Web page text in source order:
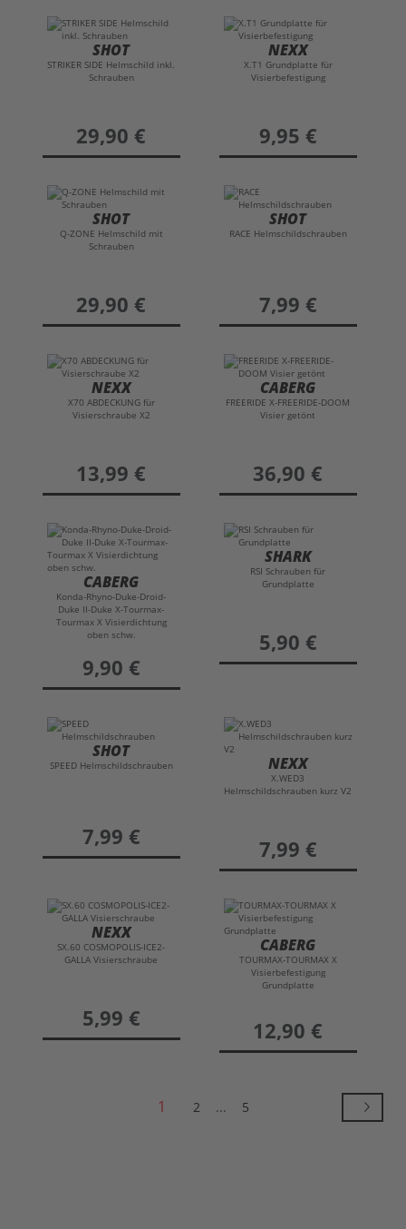
SHOT
STRIKER SIDE Helmschild inkl.
Schrauben
preis
29,90 €
NEXX
X.T1 Grundplatte für
Visierbefestigung
preis
9,95 €
SHOT
Q-ZONE Helmschild mit
Schrauben
preis
29,90 €
SHOT
RACE Helmschildschrauben
preis
7,99 €
NEXX
X70 ABDECKUNG für
Visierschraube X2
preis
13,99 €
CABERG
FREERIDE X-FREERIDE-DOOM
Visier getönt
preis
36,90 €
CABERG
Konda-Rhyno-Duke-Droid-
Duke II-Duke X-Tourmax-
Tourmax X Visierdichtung
oben schw.
preis
9,90 €
SHARK
RSI Schrauben für
Grundplatte
preis
5,90 €
SHOT
SPEED Helmschildschrauben
preis
7,99 €
NEXX
X.WED3
Helmschildschrauben kurz V2
preis
7,99 €
NEXX
SX.60 COSMOPOLIS-ICE2-
GALLA Visierschraube
preis
5,99 €
CABERG
TOURMAX-TOURMAX X
Visierbefestigung
Grundplatte
preis
12,90 €
1 2 ... 5